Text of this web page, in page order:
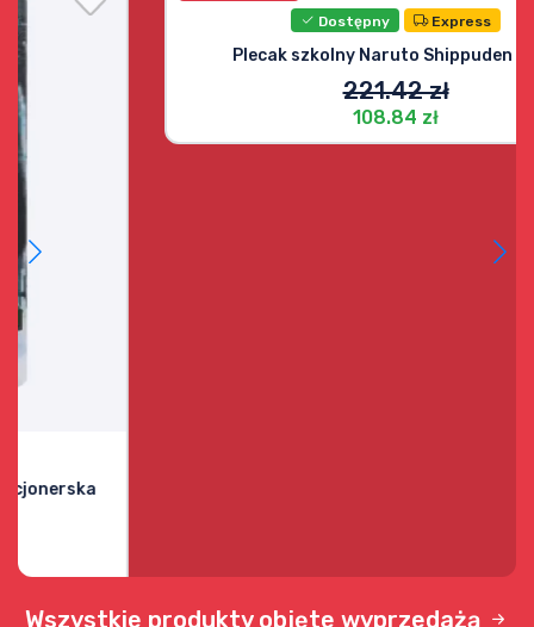
Wszystkie produkty objęte wyprzedażą